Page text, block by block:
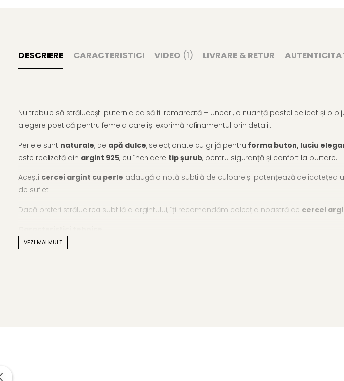
DESCRIERE CARACTERISTICI VIDEO (1) LIVRARE & RETUR
Nu trebuie să strălucești puternic ca să fii remarcată – uneori, o nuanță pastel delicat și o
alegere poetică pentru femeia care își exprimă rafinamentul prin detalii.
Perlele sunt naturale, de apă dulce, selecționate cu grijă pentru forma buton, luciu
este realizată din argint 925, cu închidere tip șurub, pentru siguranță și confort la purtare.
Acești cercei argint cu perle adaugă o notă subtilă de culoare și potențează delicatețea
de suflet.
Dacă preferi strălucirea subtilă a argintului, îți recomandăm colecția noastră de cercei
Tipul perlelor: perle naturale de apă dulce
VEZI MAI MULT